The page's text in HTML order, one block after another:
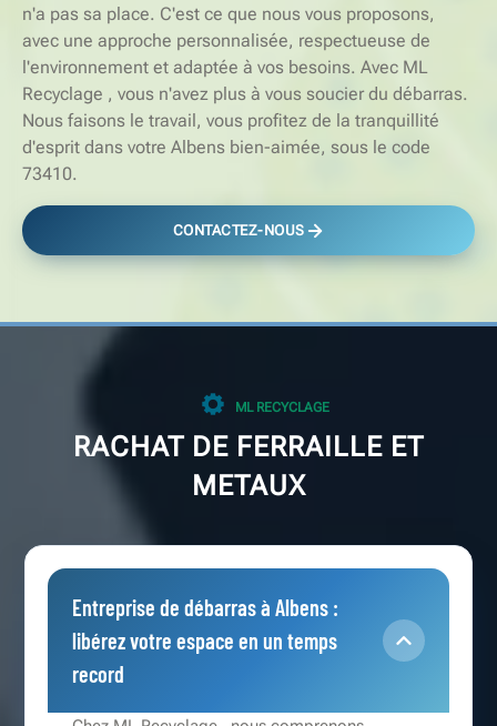
n'a pas sa place. C'est ce que nous vous proposons,
avec une approche personnalisée, respectueuse de
l'environnement et adaptée à vos besoins. Avec ML
Recyclage , vous n'avez plus à vous soucier du débarras.
Nous faisons le travail, vous profitez de la tranquillité
d'esprit dans votre Albens bien-aimée, sous le code
73410.
CONTACTEZ-NOUS
ML RECYCLAGE
RACHAT DE FERRAILLE ET
METAUX
Entreprise de débarras à Albens :
libérez votre espace en un temps
record